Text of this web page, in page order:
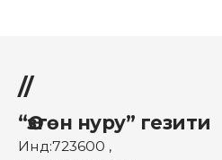
//
“Өзгөн нуру” гезити
Инд:723600 ,